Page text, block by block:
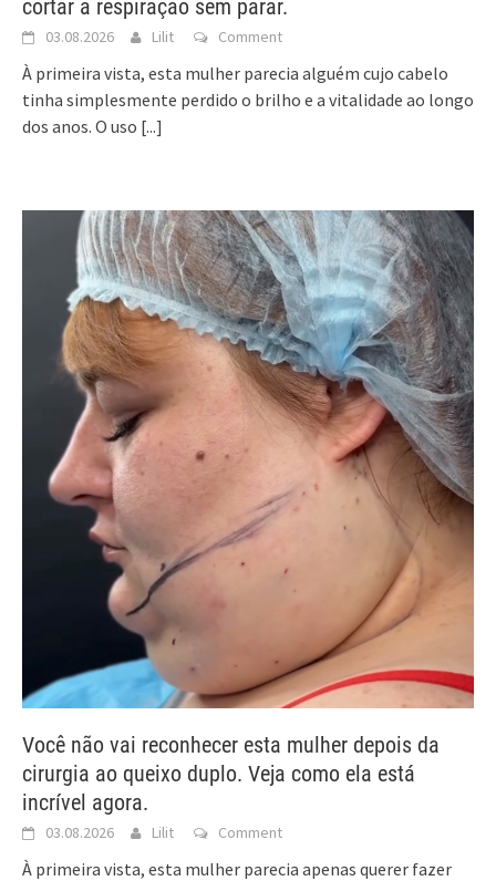
cortar a respiração sem parar.
03.08.2026 Lilit Comment
À primeira vista, esta mulher parecia alguém cujo cabelo
tinha simplesmente perdido o brilho e a vitalidade ao longo
dos anos. O uso [...]
Você não vai reconhecer esta mulher depois da
cirurgia ao queixo duplo. Veja como ela está
incrível agora.
03.08.2026 Lilit Comment
À primeira vista, esta mulher parecia apenas querer fazer